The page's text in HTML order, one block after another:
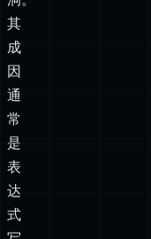
的
漏
洞。
其
成
因
通
常
是
表